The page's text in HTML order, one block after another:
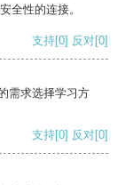
全性的连接。
支持[0] 反对[0]
需求选择学习方
支持[0] 反对[0]